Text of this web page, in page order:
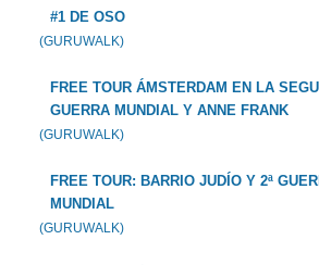
#1 DE OSO
(GURUWALK)
FREE TOUR ÁMSTERDAM EN LA
GUERRA MUNDIAL Y ANNE FRANK
(GURUWALK)
FREE TOUR: BARRIO JUDÍO Y 2ª
MUNDIAL
(GURUWALK)